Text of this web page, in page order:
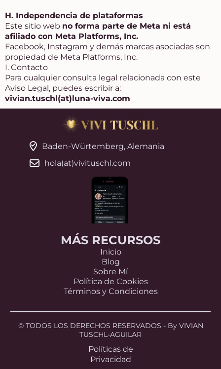
H. Independencia de plataformas
Este sitio web no forma parte de Meta ni está
afiliado con Meta Platforms, Inc.
Facebook, Instagram y demás marcas asociadas son
propiedad de Meta Platforms, Inc.
I. Contacto
Para cualquier consulta legal relacionada con este
Aviso Legal, puedes escribir a:
vivian.tuschl(at)luna-viva.com
Baden-Würtemberg, Alemania
hola(at)vivituschl.com
MÁS RECURSOS
Inicio
Blog
Sobre Mí
Política de Cookies
Términos y Condiciones
© TODOS LOS DERECHOS RESERVADOS - By VIVIAN
TUSCHL-AGUILAR
Políticas de
Privacidad